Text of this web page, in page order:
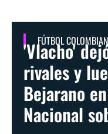
FÚTBOL
'Vlacho'
rivales y
Bejarano
Nacional